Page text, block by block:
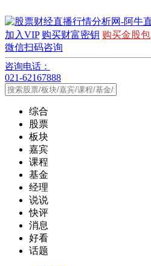
加入VIP 购买财富密钥 购买金股包
微信扫码咨询
咨询电话：
021-62167888
综合
股票
板块
嘉宾
课程
基金
经理
说说
快评
消息
好看
话题